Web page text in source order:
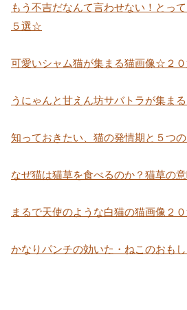
もう不吉だなんて言わせない！とっ
５選☆
可愛いシャム猫が集まる猫画像☆２
うにゃんと甘えん坊サバトラが集ま
知っておきたい、猫の発情期と５つ
なぜ猫は猫草を食べるのか？猫草の
まるで天使のような白猫の猫画像２
かなりパンチの効いた・ねこのおも